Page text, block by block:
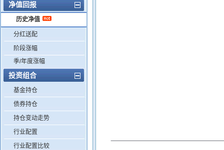
净值回报
历史净值
分红送配
阶段涨幅
季/年度涨幅
投资组合
基金持仓
债券持仓
持仓变动走势
行业配置
行业配置比较